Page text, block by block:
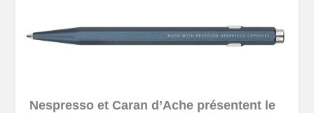
Nespresso et Caran d’Ache présentent le